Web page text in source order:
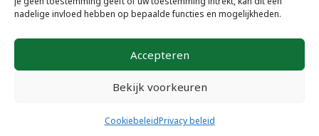
nadelige invloed hebben op bepaalde functies en mogelijkheden.
Accepteren
Bekijk voorkeuren
CookiebeleidPrivacy beleid